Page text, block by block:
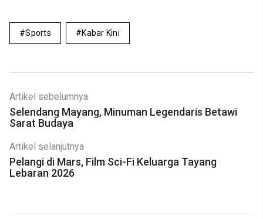
Sports Kabar Kini
Artikel sebelumnya
Selendang Mayang, Minuman Legendaris Betawi
Sarat Budaya
Artikel selanjutnya
Pelangi di Mars, Film Sci-Fi Keluarga Tayang
Lebaran 2026